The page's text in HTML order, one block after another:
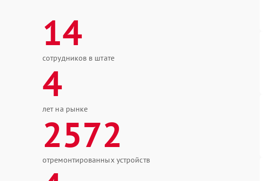
14
сотрудников в штате
4
лет на рынке
2572
отремонтированных устройств